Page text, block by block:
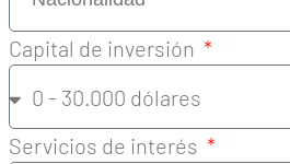
Capital de inversión
Servicios de interés